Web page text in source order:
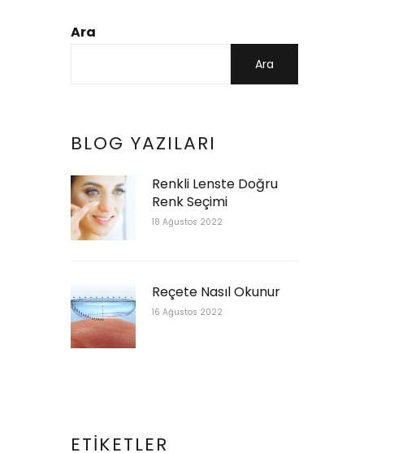
Ara
Ara
BLOG YAZILARI
Renkli Lenste Doğru
Renk Seçimi
18 Ağustos 2022
Reçete Nasıl Okunur
16 Ağustos 2022
ETIKETLER